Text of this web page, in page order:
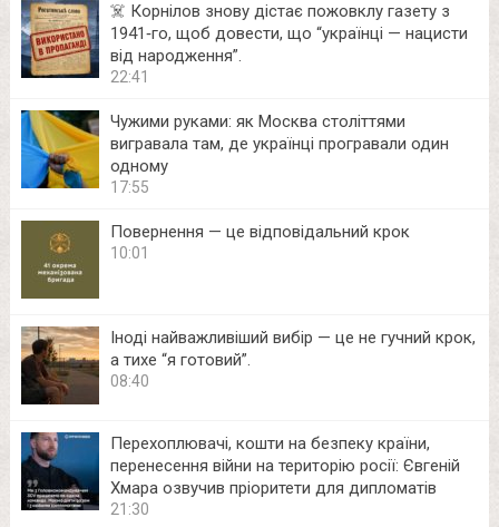
☠️ Корнілов знову дістає пожовклу газету з
1941‑го, щоб довести, що “українці — нацисти
від народження”.
22:41
Чужими руками: як Москва століттями
вигравала там, де українці програвали один
одному
17:55
Повернення — це відповідальний крок
10:01
Іноді найважливіший вибір — це не гучний крок,
а тихе “я готовий”.
08:40
Перехоплювачі, кошти на безпеку країни,
перенесення війни на територію росії: Євгеній
Хмара озвучив пріоритети для дипломатів
21:30